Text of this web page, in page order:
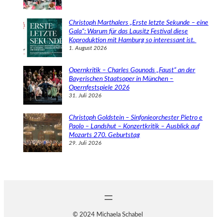
Christoph Marthalers „Erste letzte Sekunde – eine
Gala“: Warum für das Lausitz Festival diese
Koproduktion mit Hamburg so interessant ist.
1. August 2026
Opernkritik – Charles Gounods „Faust“ an der
Bayerischen Staatsoper in München –
Opernfestspiele 2026
31. Juli 2026
Christoph Goldstein – Sinfonieorchester Pietro e
Paolo – Landshut – Konzertkritik – Ausblick auf
Mozarts 270. Geburtstag
29. Juli 2026
© 2024 Michaela Schabel